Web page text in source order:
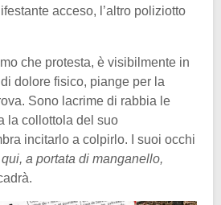
acceso, l’altro poliziotto
che protesta, è visibilmente in
dolore fisico, piange per la
Sono lacrime di rabbia le
la collottola del suo
incitarlo a colpirlo. I suoi occhi
a portata di manganello,